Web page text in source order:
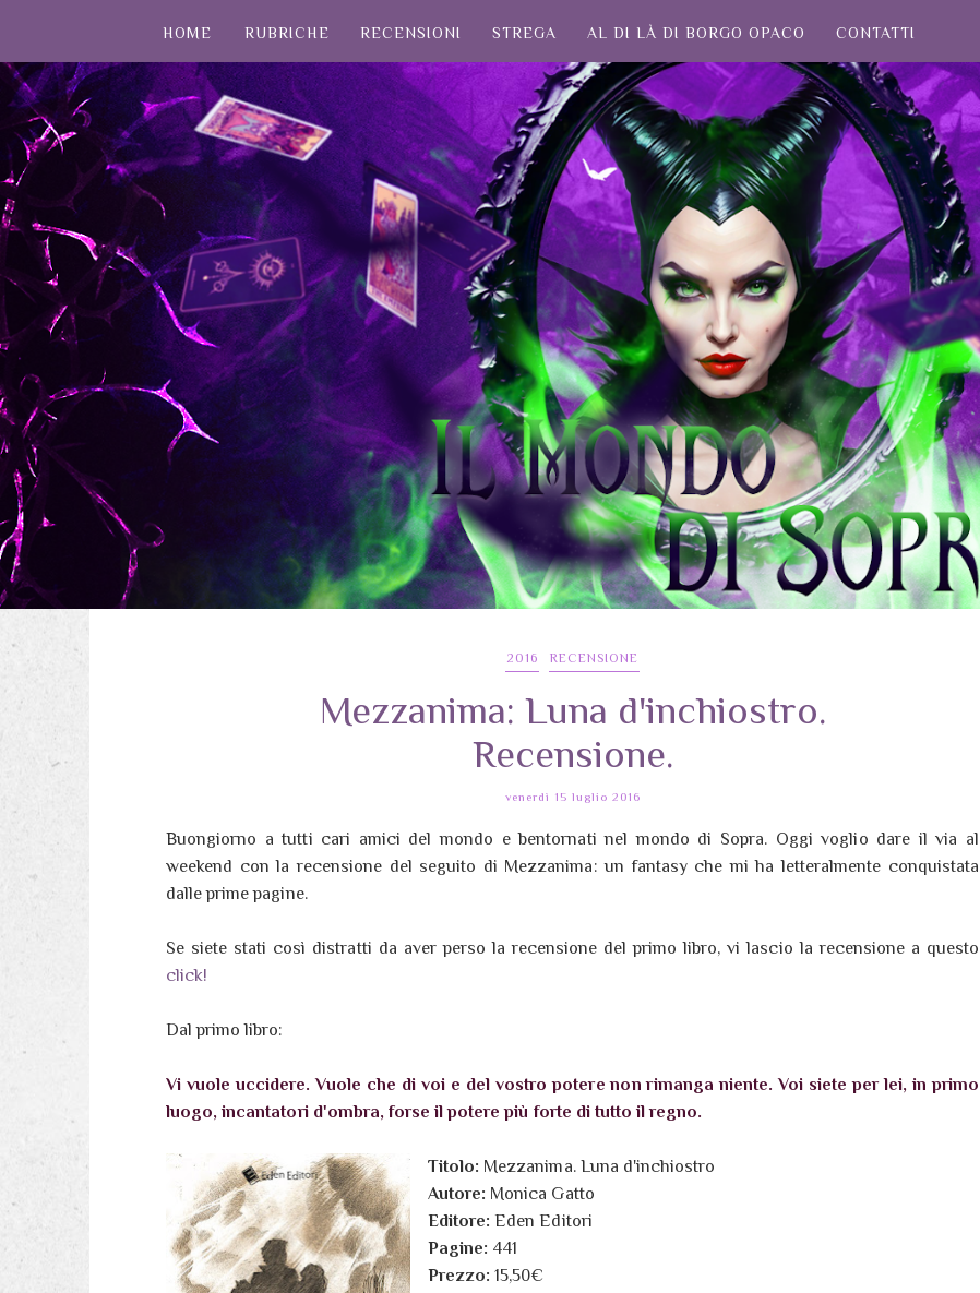
HOME RUBRICHE RECENSIONI STREGA AL DI LÀ DI BORGO OPACO CONTATTI
2016 RECENSIONE
Mezzanima: Luna d'inchiostro.
Recensione.
venerdì 15 luglio 2016
Buongiorno a tutti cari amici del mondo e bentornati nel mondo di Sopra. Oggi voglio dare il via al
weekend con la recensione del seguito di Mezzanima: un fantasy che mi ha letteralmente conquistata
dalle prime pagine.
Se siete stati così distratti da aver perso la recensione del primo libro, vi lascio la recensione a questo
click!
Dal primo libro:
Vi vuole uccidere. Vuole che di voi e del vostro potere non rimanga niente. Voi siete per lei, in primo
luogo, incantatori d'ombra, forse il potere più forte di tutto il regno.
Titolo: Mezzanima. Luna d'inchiostro
Autore: Monica Gatto
Editore:Eden Editori
Pagine: 441
Prezzo:15,50€